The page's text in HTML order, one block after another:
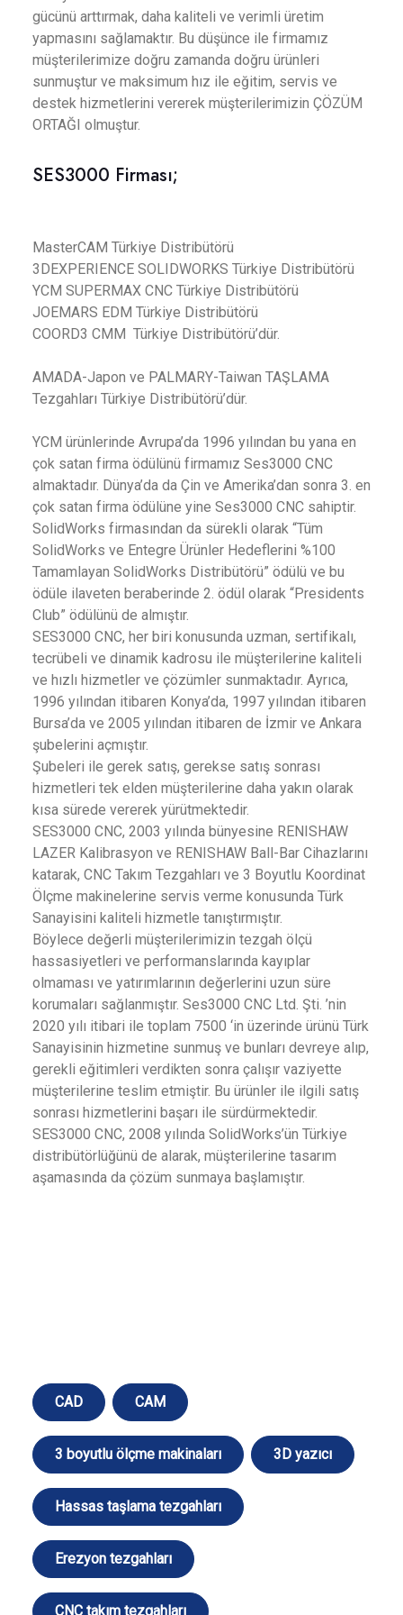
gücünü arttırmak, daha kaliteli ve verimli üretim
yapmasını sağlamaktır. Bu düşünce ile firmamız
müşterilerimize doğru zamanda doğru ürünleri
sunmuştur ve maksimum hız ile eğitim, servis ve
destek hizmetlerini vererek müşterilerimizin ÇÖZÜM
ORTAĞI olmuştur.
SES3000 Firması;
MasterCAM Türkiye Distribütörü
3DEXPERIENCE SOLIDWORKS Türkiye Distribütörü
YCM SUPERMAX CNC Türkiye Distribütörü
JOEMARS EDM Türkiye Distribütörü
COORD3 CMM Türkiye Distribütörü’dür.
AMADA-Japon ve PALMARY-Taiwan TAŞLAMA
Tezgahları Türkiye Distribütörü’dür.
YCM ürünlerinde Avrupa’da 1996 yılından bu yana en
çok satan firma ödülünü firmamız Ses3000 CNC
almaktadır. Dünya’da da Çin ve Amerika’dan sonra 3. en
çok satan firma ödülüne yine Ses3000 CNC sahiptir.
SolidWorks firmasından da sürekli olarak “Tüm
SolidWorks ve Entegre Ürünler Hedeflerini %100
Tamamlayan SolidWorks Distribütörü” ödülü ve bu
ödüle ilaveten beraberinde 2. ödül olarak “Presidents
Club” ödülünü de almıştır.
SES3000 CNC, her biri konusunda uzman, sertifikalı,
tecrübeli ve dinamik kadrosu ile müşterilerine kaliteli
ve hızlı hizmetler ve çözümler sunmaktadır. Ayrıca,
1996 yılından itibaren Konya’da, 1997 yılından itibaren
Bursa’da ve 2005 yılından itibaren de İzmir ve Ankara
şubelerini açmıştır.
Şubeleri ile gerek satış, gerekse satış sonrası
hizmetleri tek elden müşterilerine daha yakın olarak
kısa sürede vererek yürütmektedir.
SES3000 CNC, 2003 yılında bünyesine RENISHAW
LAZER Kalibrasyon ve RENISHAW Ball-Bar Cihazlarını
katarak, CNC Takım Tezgahları ve 3 Boyutlu Koordinat
Ölçme makinelerine servis verme konusunda Türk
Sanayisini kaliteli hizmetle tanıştırmıştır.
Böylece değerli müşterilerimizin tezgah ölçü
hassasiyetleri ve performanslarında kayıplar
olmaması ve yatırımlarının değerlerini uzun süre
korumaları sağlanmıştır. Ses3000 CNC Ltd. Şti. ’nin
2020 yılı itibari ile toplam 7500 ‘in üzerinde ürünü Türk
Sanayisinin hizmetine sunmuş ve bunları devreye alıp,
gerekli eğitimleri verdikten sonra çalışır vaziyette
müşterilerine teslim etmiştir. Bu ürünler ile ilgili satış
sonrası hizmetlerini başarı ile sürdürmektedir.
SES3000 CNC, 2008 yılında SolidWorks’ün Türkiye
distribütörlüğünü de alarak, müşterilerine tasarım
aşamasında da çözüm sunmaya başlamıştır.
CAD CAM
3 boyutlu ölçme makinaları 3D yazıcı
Hassas taşlama tezgahları
Erezyon tezgahları
CNC takım tezgahları